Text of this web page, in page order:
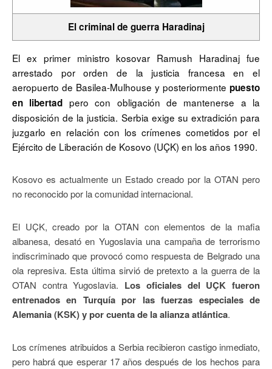
El criminal de guerra Haradinaj
El ex primer ministro kosovar Ramush Haradinaj fue
arrestado por orden de la justicia francesa en el
aeropuerto de Basilea-Mulhouse y posteriormente puesto
en libertad pero con obligación de mantenerse a la
disposición de la justicia. Serbia exige su extradición para
juzgarlo en relación con los crímenes cometidos por el
Ejército de Liberación de Kosovo (UÇK) en los años 1990.
Kosovo es actualmente un Estado creado por la OTAN pero
no reconocido por la comunidad internacional.
El UÇK, creado por la OTAN con elementos de la mafia
albanesa, desató en Yugoslavia una campaña de terrorismo
indiscriminado que provocó como respuesta de Belgrado una
ola represiva. Esta última sirvió de pretexto a la guerra de la
OTAN contra Yugoslavia. Los oficiales del UÇK fueron
entrenados en Turquía por las fuerzas especiales de
Alemania (KSK) y por cuenta de la alianza atlántica.
Los crímenes atribuidos a Serbia recibieron castigo inmediato,
pero habrá que esperar 17 años después de los hechos para